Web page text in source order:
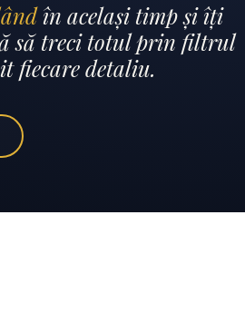
în același timp și îți
să treci totul prin filtrul
fiecare detaliu.